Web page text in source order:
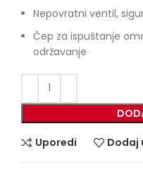
Nepovratni ventil,
Čep za ispuštanje
održavanje
Uporedi Dodaj